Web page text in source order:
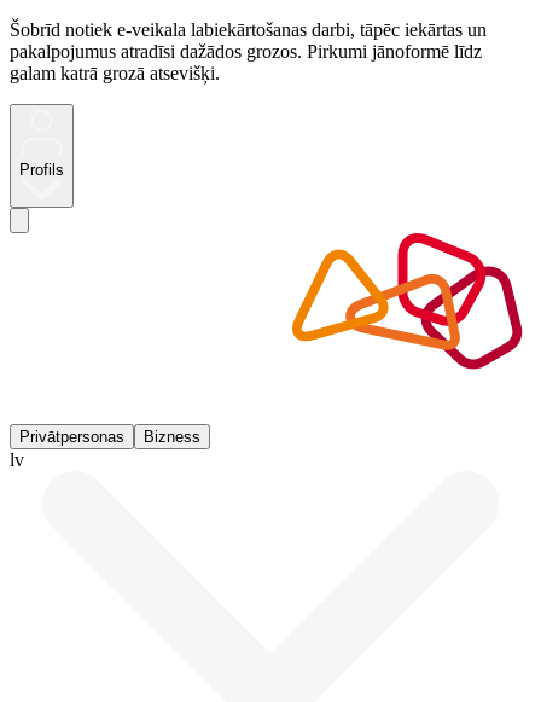
Šobrīd notiek e-veikala labiekārtošanas darbi, tāpēc iekārtas un
pakalpojumus atradīsi dažādos grozos. Pirkumi jānoformē līdz
galam katrā grozā atsevišķi.
Profils
Privātpersonas Bizness
lv